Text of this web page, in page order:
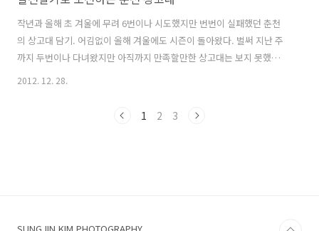
작년과 올해 초 겨울에 무려 6번이나 시도했지만 번번이 실패했던 춘천
의 상고대 담기. 어김없이 올해 겨울에도 시즌이 돌아왔다. 벌써 지난 주
까지 두번이나 다녀왔지만 아직까지 만족할만한 상고대는 보지 못했다.
올해는 몇 번이나 더 다녀와야 담을 수 있을지...아래 사진들은 첫번째 다
2012. 12. 28.
1 2 3